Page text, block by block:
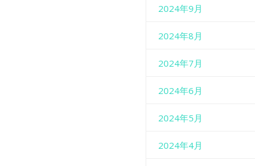
2024年9月
2024年8月
2024年7月
2024年6月
2024年5月
2024年4月